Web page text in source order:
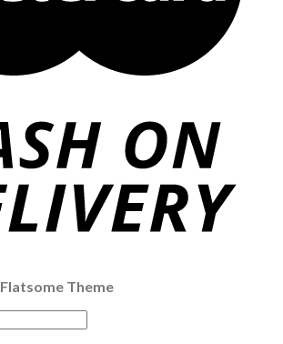
Flatsome Theme